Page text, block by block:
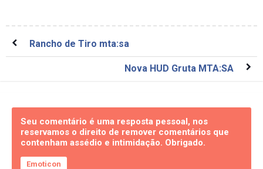
Rancho de Tiro mta:sa
Nova HUD Gruta MTA:SA
Seu comentário é uma resposta pessoal, nos
reservamos o direito de remover comentários que
contenham assédio e intimidação. Obrigado.
Emoticon